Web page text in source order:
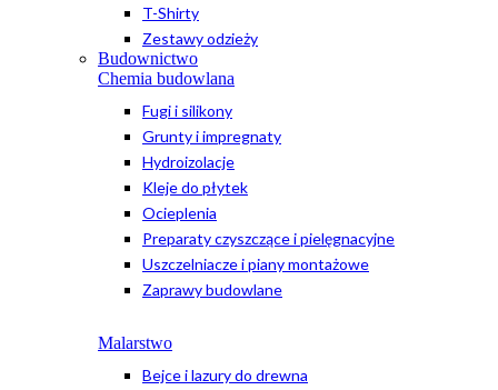
T-Shirty
Zestawy odzieży
Budownictwo
Chemia budowlana
Fugi i silikony
Grunty i impregnaty
Hydroizolacje
Kleje do płytek
Ocieplenia
Preparaty czyszczące i pielęgnacyjne
Uszczelniacze i piany montażowe
Zaprawy budowlane
Malarstwo
Bejce i lazury do drewna